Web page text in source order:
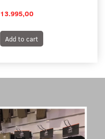
13.995,00
Add to cart